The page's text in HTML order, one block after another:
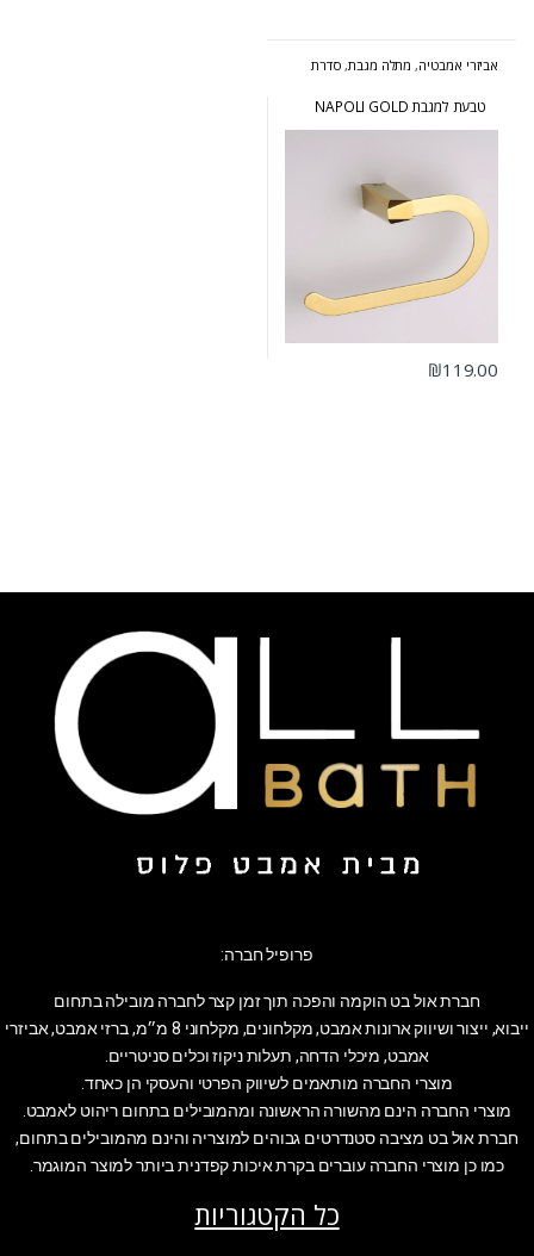
אביזרי אמבטיה, מתלה מגבת, סדרת
טבעת למגבת NAPOLI GOLD
₪119.00
פרופיל חברה:
חברת אול בט הוקמה והפכה תוך זמן קצר לחברה מובילה בתחום
ייבוא, ייצור ושיווק ארונות אמבט, מקלחונים, מקלחוני 8 מ״מ, ברזי אמבט, אביזרי
אמבט, מיכלי הדחה, תעלות ניקוז וכלים סניטריים.
מוצרי החברה מותאמים לשיווק הפרטי והעסקי הן כאחד.
מוצרי החברה הינם מהשורה הראשונה ומהמובילים בתחום ריהוט לאמבט.
חברת אול בט מציבה סטנדרטים גבוהים למוצריה והינם מהמובילים בתחום,
כמו כן מוצרי החברה עוברים בקרת איכות קפדנית ביותר למוצר המוגמר.
כל הקטגוריות